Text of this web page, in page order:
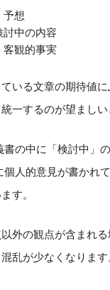
予想
中の内容
観的事実
いる文章の期待値
一するのが望ましい
の中に「検討中」
個人的意見が書かれ
す。
外の観点が含まれ
乱が少なくなります